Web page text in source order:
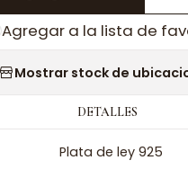
Agregar a la lista de
Mostrar stock de
DETALLES
Plata de ley 925